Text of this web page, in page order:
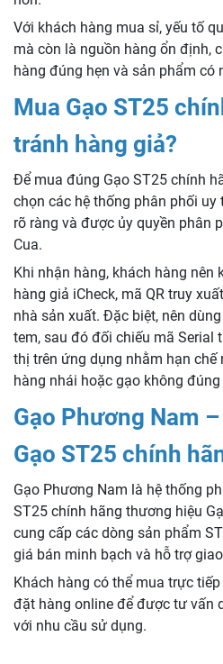
Với khách hàng mua sỉ, yếu tố
mà còn là nguồn hàng ổn định,
hàng đúng hẹn và sản phẩm có
Mua Gạo ST25
tránh hàng giả?
Để mua đúng Gạo ST25 chính
chọn các hệ thống phân phối
rõ ràng và được ủy quyền phân
Cua.
Khi nhận hàng, khách hàng nên
hàng giả iCheck, mã QR truy
nhà sản xuất. Đặc biệt, nên
tem, sau đó đối chiếu mã Serial
thị trên ứng dụng nhằm hạn chế
hàng nhái hoặc gạo không
Gạo Phương Nam
Gạo ST25 chính
Gạo Phương Nam là hệ thống
ST25 chính hãng thương hiệu
cung cấp các dòng sản phẩm
giá bán minh bạch và hỗ trợ
Khách hàng có thể mua trực
đặt hàng online để được tư vấn
với nhu cầu sử dụng.